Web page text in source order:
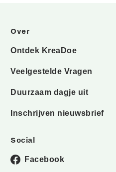
Over
Ontdek KreaDoe
Veelgestelde Vragen
Duurzaam dagje uit
Inschrijven nieuwsbrief
Social
Facebook